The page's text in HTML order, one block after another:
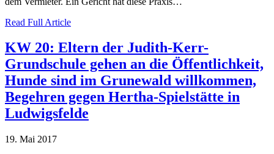
Read Full Article
KW 20: Eltern der Judith-Kerr-
Grundschule gehen an die Öffentlichkeit,
Hunde sind im Grunewald willkommen,
Begehren gegen Hertha-Spielstätte in
Ludwigsfelde
19. Mai 2017